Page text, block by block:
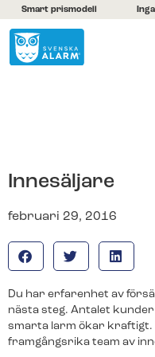
Smart prismodell
Hjälpcenter
Innesäljare
februari 29, 2016
Du har erfarenhet av
nästa steg. Antalet
smarta larm ökar kraftigt.
framgångsrika team av